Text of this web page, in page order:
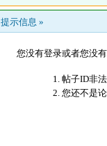
提示信息 »
您没有登录或者您没
帖子ID非法
您还不是